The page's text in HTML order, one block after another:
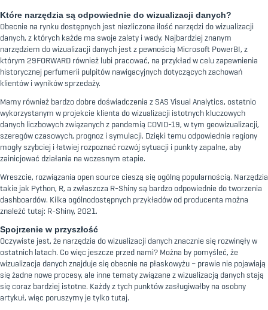
Które narzędzia są odpowiednie do wizualizacji danych?
Obecnie na rynku dostępnych jest niezliczona ilość narzędzi do wizualizacji
danych, z których każde ma swoje zalety i wady. Najbardziej znanym
narzędziem do wizualizacji danych jest z pewnością Microsoft PowerBI, z
którym 29FORWARD również lubi pracować, na przykład w celu zapewnienia
historycznej perfumerii pulpitów nawigacyjnych dotyczących zachowań
klientów i wyników sprzedaży.
Mamy również bardzo dobre doświadczenia z SAS Visual Analytics, ostatnio
wykorzystanym w projekcie klienta do wizualizacji istotnych kluczowych
danych liczbowych związanych z pandemią COVID-19, w tym geowizualizacji,
szeregów czasowych, prognoz i symulacji. Dzięki temu odpowiednie regiony
mogły szybciej i łatwiej rozpoznać rozwój sytuacji i punkty zapalne, aby
zainicjować działania na wczesnym etapie.
Wreszcie, rozwiązania open source cieszą się ogólną popularnością. Narzędzia
takie jak Python, R, a zwłaszcza R-Shiny są bardzo odpowiednie do tworzenia
dashboardów. Kilka ogólnodostępnych przykładów od producenta można
znaleźć tutaj: R-Shiny, 2021.
Spojrzenie w przyszłość
Oczywiste jest, że narzędzia do wizualizacji danych znacznie się rozwinęły w
ostatnich latach. Co więc jeszcze przed nami? Można by pomyśleć, że
wizualizacja danych znajduje się obecnie na płaskowyżu – prawie nie pojawiają
się żadne nowe procesy, ale inne tematy związane z wizualizacją danych stają
się coraz bardziej istotne. Każdy z tych punktów zasługiwałby na osobny
artykuł, więc poruszymy je tylko tutaj.